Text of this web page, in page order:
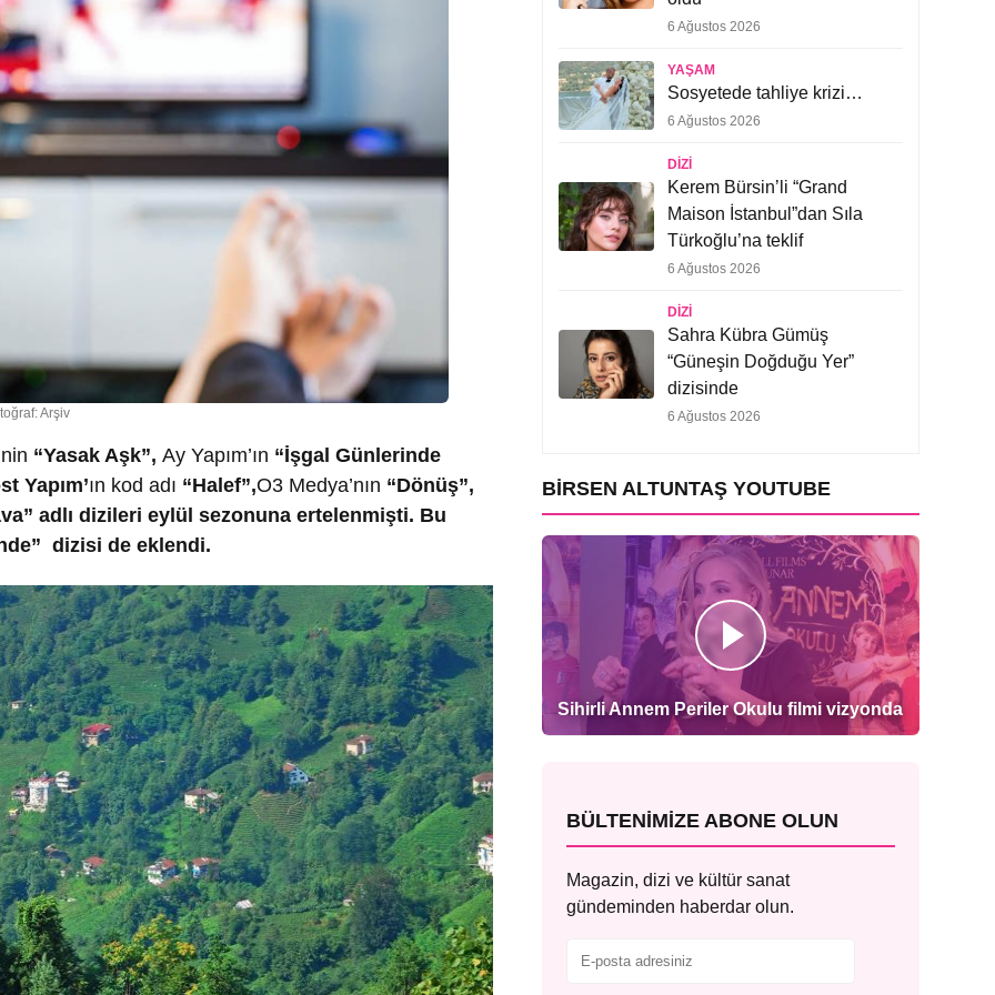
Arşiv
“Yasak Aşk”, Ay Yapım’ın “İşgal Günlerinde
Yapım’ın kod adı “Halef”,O3 Medya’nın “Dönüş”,
adlı dizileri eylül sezonuna ertelenmişti. Bu
dizisi de eklendi.
6 Ağustos 2026
YAŞAM
Sosyetede tahliye krizi…
6 Ağustos 2026
DIZI
Kerem Bürsin’li “Grand
Maison İstanbul”dan Sıla
Türkoğlu’na teklif
6 Ağustos 2026
DIZI
Sahra Kübra Gümüş
“Güneşin Doğduğu Yer”
dizisinde
6 Ağustos 2026
BIRSEN ALTUNTAŞ YOUTUBE
Sihirli Annem Periler Okulu filmi vizyonda
BÜLTENIMIZE ABONE OLUN
Magazin, dizi ve kültür sanat
gündeminden haberdar olun.